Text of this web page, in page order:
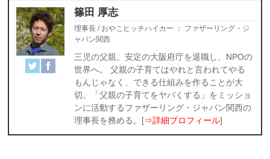
篠田 厚志
理事長 / おやこヒッチハイカー ： ファザーリング・ジ
ャパン関西
三児の父親。安定の大阪府庁を退職し、NPOの
世界へ。 父親の子育てはやれと言われてやる
もんじゃなく、できる仕組みを作ることが大
切。「父親の子育てをヤバくする」をミッショ
ンに活動するファザーリング・ジャパン関西の
理事長を務める。[⇒詳細プロフィール]